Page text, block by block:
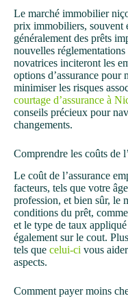
Le marché immobilier
prix immobiliers, souvent
généralement des prêts
nouvelles
novatrices inciteront les
options d’assurance pour
minimiser les risques
courtage d’assurance à
conseils précieux pour
changements.
Comprendre les coûts de
Le coût de l’assurance
facteurs, tels que votre
profession, et bien sûr, le
conditions du prêt,
et le type de taux
également sur le cout.
tels que celui-ci vous
aspects.
Comment payer moins